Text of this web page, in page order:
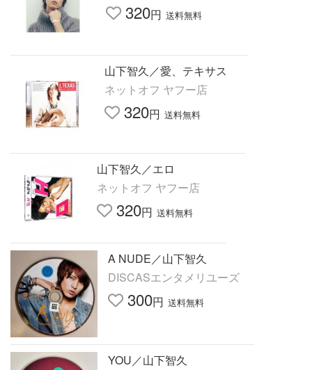
320円 送料無料
山下智久／愛、テキサス
ネットオフ ヤフー店
320円 送料無料
山下智久／エロ
ネットオフ ヤフー店
320円 送料無料
A NUDE／山下智久
DISCASエンタメリユーズ
300円 送料無料
YOU／山下智久